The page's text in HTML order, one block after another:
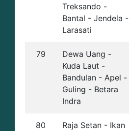
Treksando -
Bantal - Jendela -
Larasati
79
Dewa Uang -
Kuda Laut -
Bandulan - Apel -
Guling - Betara
Indra
80
Raja Setan - Ikan